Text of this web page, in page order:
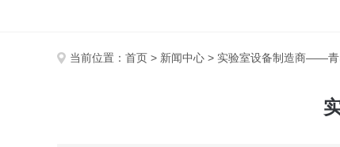
当前位置： 首页 > 新闻中心 > 实验室设备制造商——青